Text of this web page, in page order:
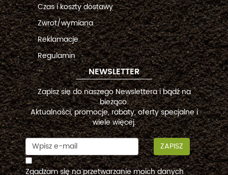
Czas i koszty dostawy
Zwrot/wymiana
Reklamacje
Regulamin
NEWSLETTER
Zapisz się do naszego Newslettera i bądź na
bieżąco.
Aktualności, promocje, rabaty, oferty specjalne i
wiele więcej.
ZAPISZ
Zgadzam się na przetwarzanie moich danych